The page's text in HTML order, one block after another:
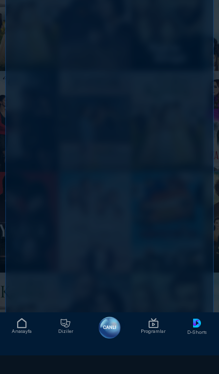
Anasayfa Diziler
CANLI
Programlar D-Shorts